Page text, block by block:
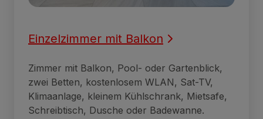
Einzelzimmer mit Balkon
Zimmer mit Balkon, Pool- oder Gartenblick,
zwei Betten, kostenlosem WLAN, Sat-TV,
Klimaanlage, kleinem Kühlschrank, Mietsafe,
Schreibtisch, Dusche oder Badewanne.